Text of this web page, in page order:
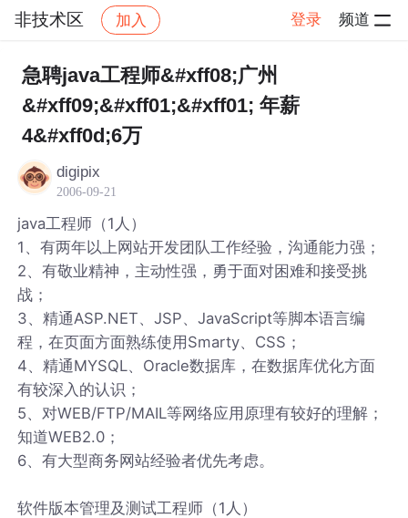
非技术区 加入 登录 频道
社区 非技术区 帖子详情
急聘java工程师&#xff08;广州
&#xff09;&#xff01;&#xff01; 年薪
4&#xff0d;6万
digipix
2006-09-21
java工程师（1人）
1、有两年以上网站开发团队工作经验，沟通能力强；
2、有敬业精神，主动性强，勇于面对困难和接受挑
战；
3、精通ASP.NET、JSP、JavaScript等脚本语言编
程，在页面方面熟练使用Smarty、CSS；
4、精通MYSQL、Oracle数据库，在数据库优化方面
有较深入的认识；
5、对WEB/FTP/MAIL等网络应用原理有较好的理解；
知道WEB2.0；
6、有大型商务网站经验者优先考虑。
软件版本管理及测试工程师（1人）